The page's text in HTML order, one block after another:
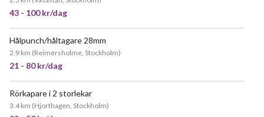
43 - 100 kr/dag
Hålpunch/håltagare 28mm
2.9 km (Reimersholme, Stockholm)
21 - 80 kr/dag
Rörkapare i 2 storlekar
3.4 km (Hjorthagen, Stockholm)